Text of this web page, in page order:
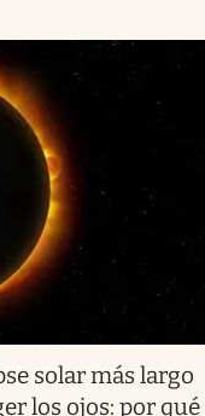
solar más largo
los ojos: por qué